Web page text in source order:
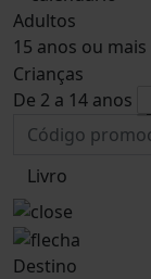
Adultos
15 anos ou mais
Crianças
De 2 a 14 anos
Livro
Destino